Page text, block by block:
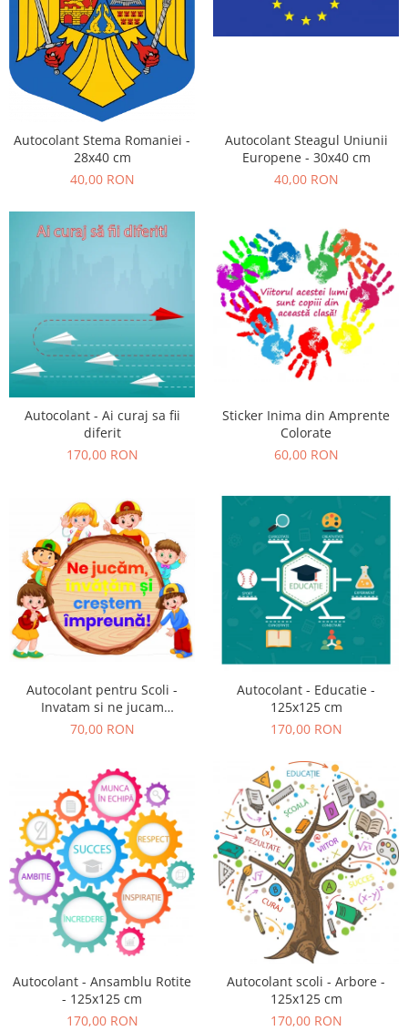
Sticker Harta Lumii
Stickere Cu Model Repetitiv
Stickere Perete Pentru Camera De
Zi
Stickere Pentru Bucatarie
Stickere pentru Usi
Stickere pentru Scari
Stickere Semnalistica
Autocolant Stema Romaniei -
28x40 cm
40,00 RON
Autocolant Steagul Uniunii
Europene - 30x40 cm
40,00 RON
Autocolant - Ai curaj sa fii
diferit
170,00 RON
Sticker Inima din Amprente
Colorate
60,00 RON
Autocolant pentru Scoli -
Invatam si ne jucam
impreuna
70,00 RON
Autocolant - Educatie -
125x125 cm
170,00 RON
Autocolant - Ansamblu Rotite
- 125x125 cm
170,00 RON
Autocolant scoli - Arbore -
125x125 cm
170,00 RON